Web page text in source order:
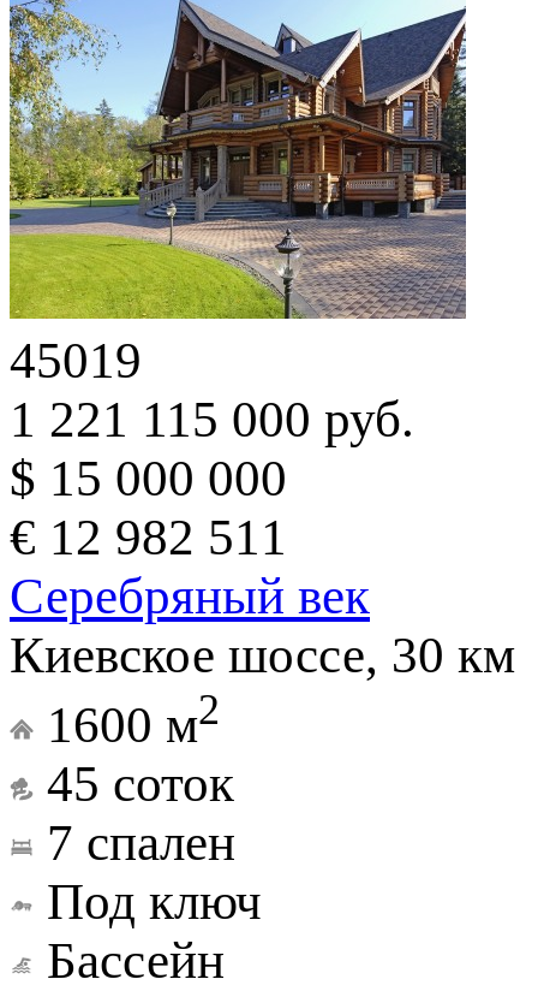
45019
1 221 115 000 руб.
$ 15 000 000
€ 12 982 511
Серебряный век
Киевское шоссе, 30 км
1600 м2
45 соток
7 спален
Под ключ
Бассейн